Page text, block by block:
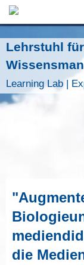
Lehrstuhl
Learning Lab |
die